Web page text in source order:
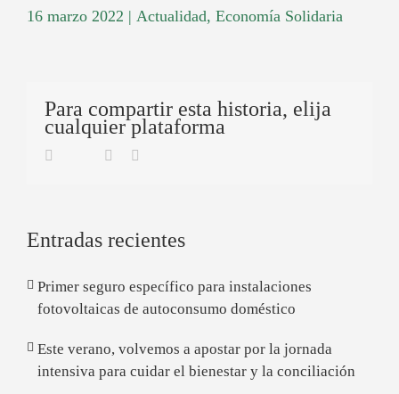
16 marzo 2022 | Actualidad, Economía Solidaria
Para compartir esta historia, elija
cualquier plataforma
Facebook
TwitterLinkedin
Entradas recientes
Primer seguro específico para instalaciones
fotovoltaicas de autoconsumo doméstico
Este verano, volvemos a apostar por la jornada
intensiva para cuidar el bienestar y la conciliación